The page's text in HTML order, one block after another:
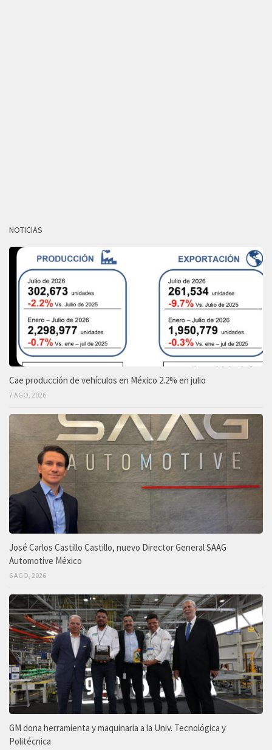
NOTICIAS
Cae producción de vehículos en México 2.2% en julio
7 AGO, 2026
José Carlos Castillo Castillo, nuevo Director General SAAG
Automotive México
6 AGO, 2026
GM dona herramienta y maquinaria a la Univ. Tecnológica y
Politécnica